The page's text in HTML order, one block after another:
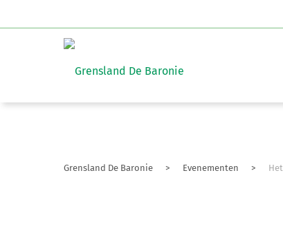
Grensland De Baronie > Evenementen >